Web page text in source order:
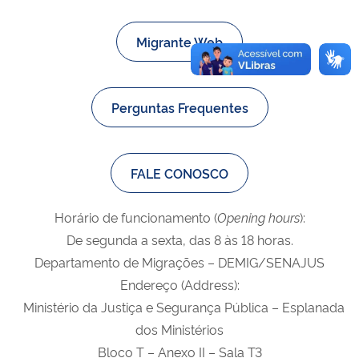
Migrante Web
Perguntas Frequentes
FALE CONOSCO
Horário de funcionamento (Opening hours):
De segunda a sexta, das 8 às 18 horas.
Departamento de Migrações – DEMIG/SENAJUS
Endereço (Address):
Ministério da Justiça e Segurança Pública – Esplanada
dos Ministérios
Bloco T – Anexo II – Sala T3